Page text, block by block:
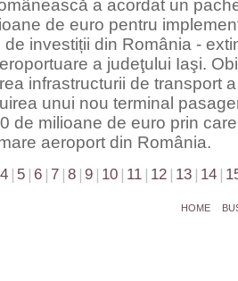
a acordat un
de euro pentru
de investiții din România -
a judeţului Iaşi.
infrastructurii de transport
unui nou terminal
de milioane de euro prin
aeroport din România.
4 | 5 | 6 | 7 | 8 | 9 | 10 | 11 | 12 | 13 | 14 |
HOME